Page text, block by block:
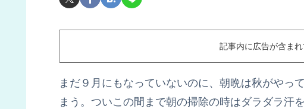
記事内に広告が含まれ
まだ９月にもなっていないのに、朝晩は秋がやっ
まう。ついこの間まで朝の掃除の時はダラダラ汗